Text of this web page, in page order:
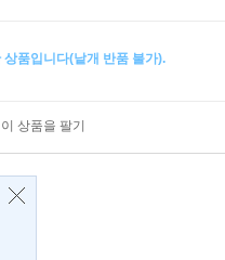
품입니다(낱개 반품 불가).
이 상품을 팔기